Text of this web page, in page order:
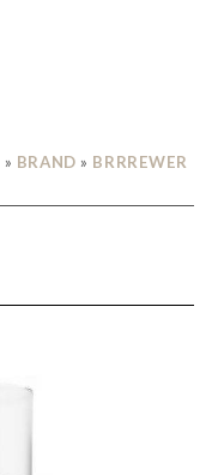
» BRAND » BRRREWER